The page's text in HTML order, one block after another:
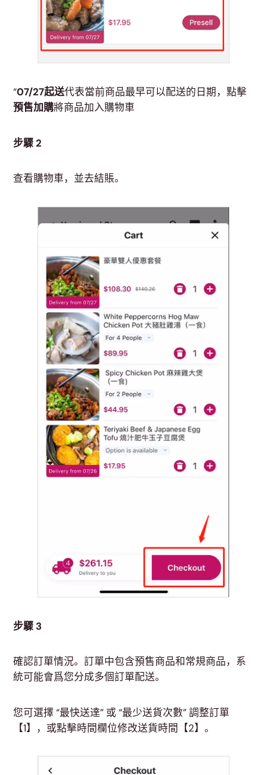
“07/27起送代表當前商品最早可以配送的日期，點擊
預售加購將商品加入購物車
步驟 2
查看購物車，並去結賬。
步驟 3
確認訂單情況。訂單中包含預售商品和常規商品，系
統可能會爲您分成多個訂單配送。
您可選擇 “最快送達” 或 “最少送貨次數” 調整訂單
【1】，或點擊時間欄位修改送貨時間【2】。